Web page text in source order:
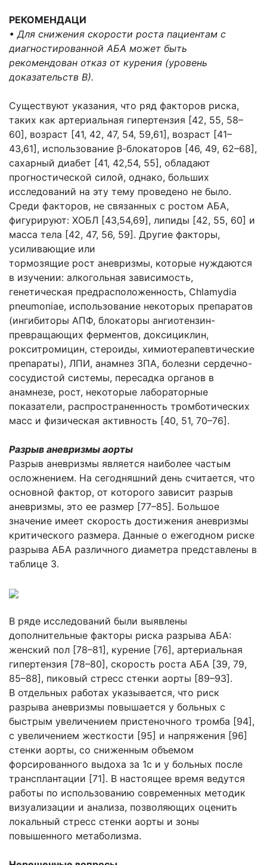
РЕКОМЕНДАЦИ
• Для снижения скорости роста пациентам с
диагностированной АБА может быть
рекомендован отказ от курения (уровень
доказательств В).
Существуют указания, что ряд факторов риска,
таких как артериальная гипертензия [42, 55, 58–
60], возраст [41, 42, 47, 54, 59,61], возраст [41–
43,61], использование β-блокаторов [46, 49, 62–68],
сахарный диабет [41, 42,54, 55], обладают
прогностической силой, однако, больших
исследований на эту тему проведено не было.
Среди факторов, не связанных с ростом АБА,
фигурируют: ХОБЛ [43,54,69], липиды [42, 55, 60] и
масса тела [42, 47, 56, 59]. Другие факторы,
усиливающие или
тормозящие рост аневризмы, которые нуждаются
в изучении: алкогольная зависимость,
генетическая предрасположенность, Chlamydia
pneumoniae, использование некоторых препаратов
(ингибиторы АПФ, блокаторы ангиотензин-
превращающих ферментов, доксициклин,
рокситромицин, стероиды, химиотерапевтические
препараты), ЛПИ, анамнез ЗПА, болезни сердечно-
сосудистой системы, пересадка органов в
анамнезе, рост, некоторые лабораторные
показатели, распространенность тромботических
масс и физическая активность [40, 51, 70–76].
Разрыв аневризмы аорты
Разрыв аневризмы является наиболее частым
осложнением. На сегодняшний день считается, что
основной фактор, от которого зависит разрыв
аневризмы, это ее размер [77–85]. Большое
значение имеет скорость достижения аневризмы
критического размера. Данные о ежегодном риске
разрыва АБА различного диаметра представлены в
таблице 3.
В ряде исследований были выявлены
дополнительные факторы риска разрыва АБА:
женский пол [78–81], курение [76], артериальная
гипертензия [78–80], скорость роста АБА [39, 79,
85–88], пиковый стресс стенки аорты [89–93].
В отдельных работах указывается, что риск
разрыва аневризмы повышается у больных с
быстрым увеличением пристеночного тромба [94],
с увеличением жесткости [95] и напряжения [96]
стенки аорты, со сниженным объемом
форсированного выдоха за 1с и у больных после
трансплантации [71]. В настоящее время ведутся
работы по использованию современных методик
визуализации и анализа, позволяющих оценить
локальный стресс стенки аорты и зоны
повышенного метаболизма.